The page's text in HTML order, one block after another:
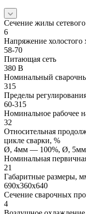
Сечение жилы
6
Напряжение холостого
58-70
Питающая сеть
380 В
Номинальный
315
Пределы
60-315
Номинальное рабочее
32
Относительная
цикле сварки, %
Ø, 4мм — 100%, Ø,
Номинальная
21
Габаритные размеры,
690х360х640
Сечение сварочных
4